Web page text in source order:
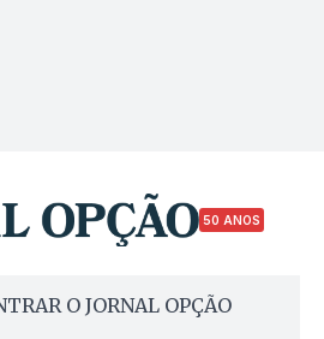
50 ANOS
O JORNAL OPÇÃO